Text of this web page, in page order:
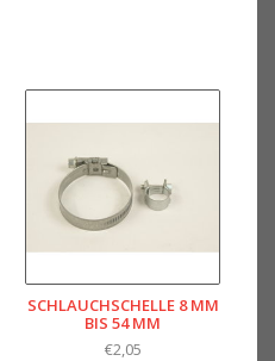
SCHLAUCHSCHELLE 8 MM
BIS 54 MM
€2,05